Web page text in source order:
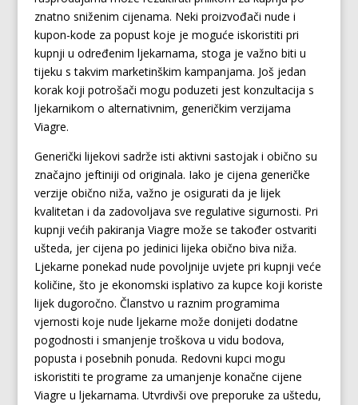
znatno sniženim cijenama. Neki proizvođači nude i
kupon-kode za popust koje je moguće iskoristiti pri
kupnji u određenim ljekarnama, stoga je važno biti u
tijeku s takvim marketinškim kampanjama. Još jedan
korak koji potrošači mogu poduzeti jest konzultacija s
ljekarnikom o alternativnim, generičkim verzijama
Viagre.
Generički lijekovi sadrže isti aktivni sastojak i obično su
značajno jeftiniji od originala. Iako je cijena generičke
verzije obično niža, važno je osigurati da je lijek
kvalitetan i da zadovoljava sve regulative sigurnosti. Pri
kupnji većih pakiranja Viagre može se također ostvariti
ušteda, jer cijena po jedinici lijeka obično biva niža.
Ljekarne ponekad nude povoljnije uvjete pri kupnji veće
količine, što je ekonomski isplativo za kupce koji koriste
lijek dugoročno. Članstvo u raznim programima
vjernosti koje nude ljekarne može donijeti dodatne
pogodnosti i smanjenje troškova u vidu bodova,
popusta i posebnih ponuda. Redovni kupci mogu
iskoristiti te programe za umanjenje konačne cijene
Viagre u ljekarnama. Utvrdivši ove preporuke za uštedu,